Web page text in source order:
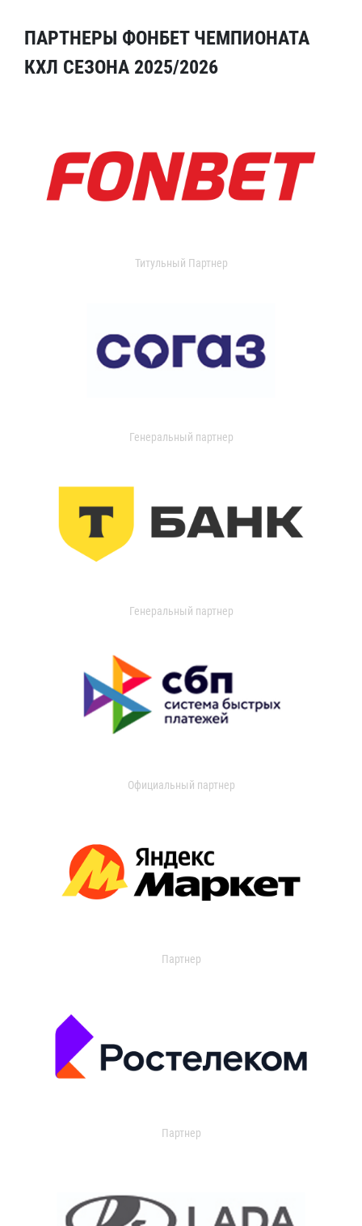
ПАРТНЕРЫ ФОНБЕТ ЧЕМПИОНАТА
КХЛ СЕЗОНА 2025/2026
Титульный Партнер
Генеральный партнер
Генеральный партнер
Официальный партнер
Партнер
Партнер